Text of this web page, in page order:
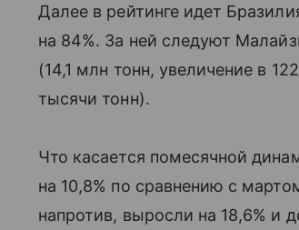
Далее в рейтинге идет
на 84%. За ней следуют
(14,1 млн тонн, увеличение в
тысячи тонн).
Что касается помесячной
на 10,8% по сравнению с
напротив, выросли на 18,6% и